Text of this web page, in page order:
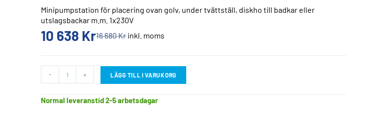
Minipumpstation för placering ovan golv, under tvättställ, diskho till badkar eller
utslagsbackar m.m. 1x230V
10 638 Kr16 680Kr inkl. moms
- + LÄGG TILL I VARUKORG
Normal leveranstid 2-5 arbetsdagar